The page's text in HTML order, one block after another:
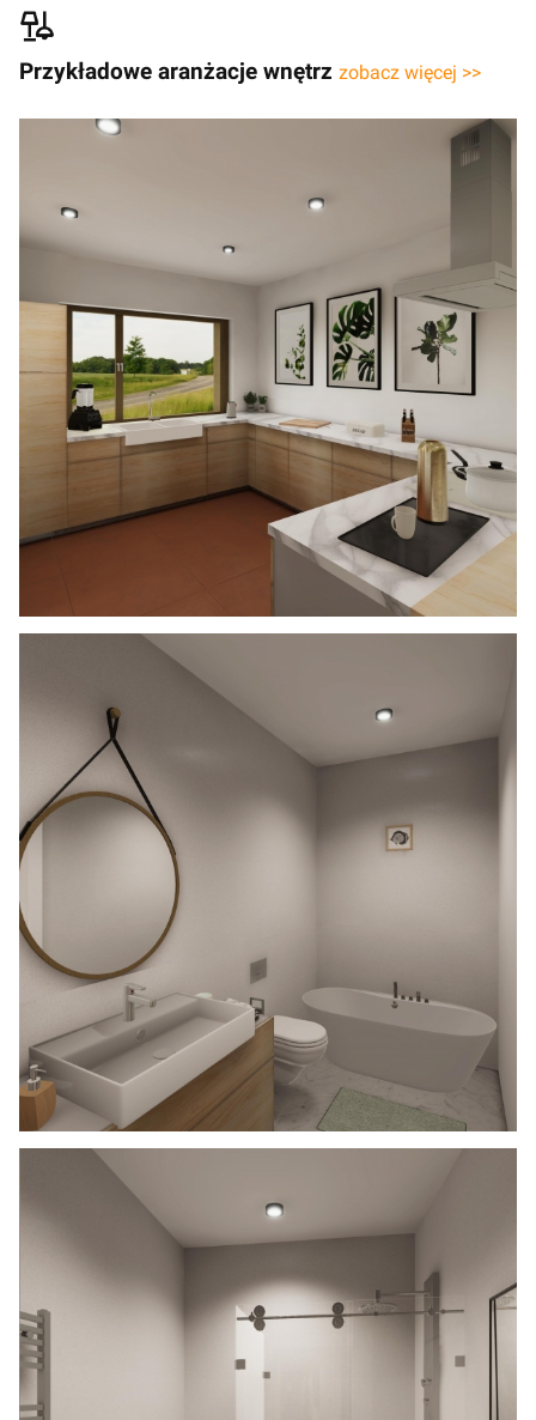
Przykładowe aranżacje wnętrz zobacz więcej >>